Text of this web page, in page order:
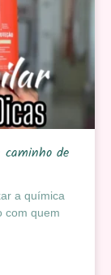
caminho de
a química
com quem